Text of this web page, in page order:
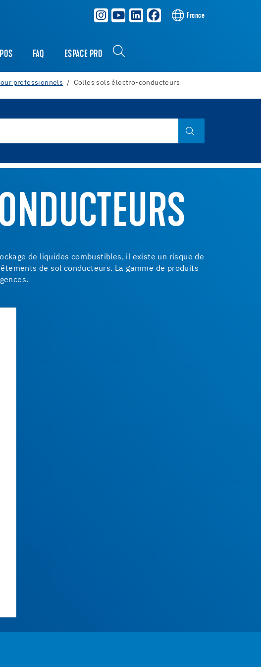
France
FAQ ESPACE PRO
professionnels Colles sols électro-conducteurs
de liquides combustibles, il existe un risque de
de sol conducteurs. La gamme de produits